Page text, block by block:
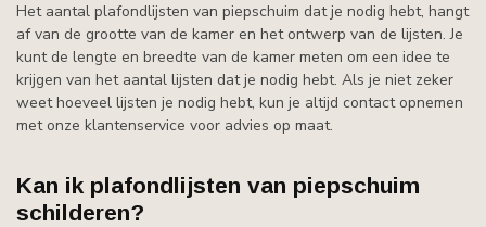
Het aantal plafondlijsten van piepschuim dat je nodig hebt, hangt
af van de grootte van de kamer en het ontwerp van de lijsten. Je
kunt de lengte en breedte van de kamer meten om een idee te
krijgen van het aantal lijsten dat je nodig hebt. Als je niet zeker
weet hoeveel lijsten je nodig hebt, kun je altijd contact opnemen
met onze klantenservice voor advies op maat.
Kan ik plafondlijsten van piepschuim
schilderen?